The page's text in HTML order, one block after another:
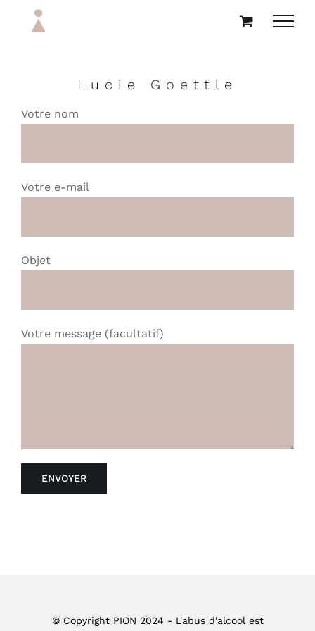
Passer
Lucie Goettle
Votre nom
Votre e-mail
Objet
Votre message (facultatif)
© Copyright PION 2024 - L'abus d'alcool est